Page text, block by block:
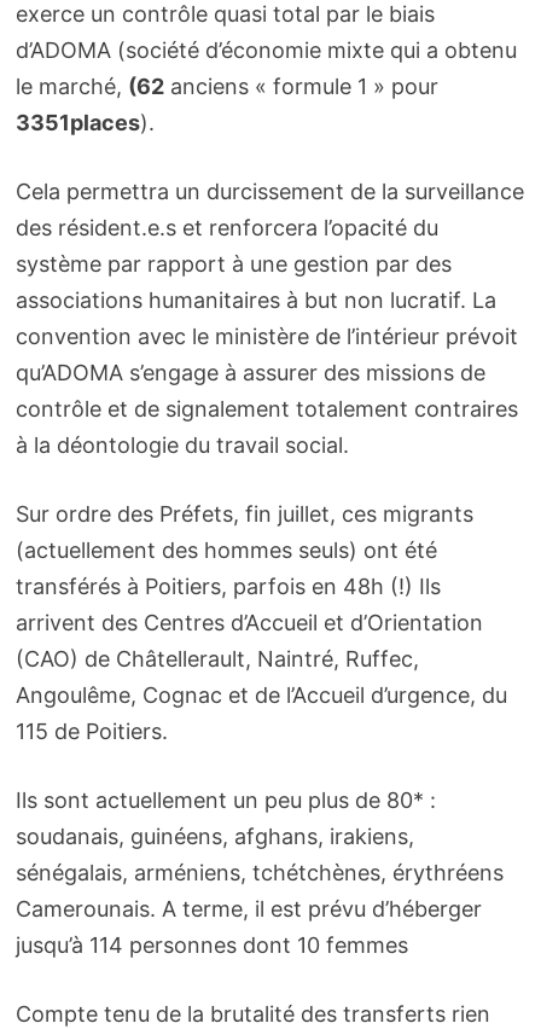
exerce un contrôle quasi total par le biais
d’ADOMA (société d’économie mixte qui a obtenu
le marché, (62anciens « formule 1 » pour
3351places).
Cela permettra un durcissement de la surveillance
des résident.e.s et renforcera l’opacité du
système par rapport à une gestion par des
associations humanitaires à but non lucratif. La
convention avec le ministère de l’intérieur prévoit
qu’ADOMA s’engage à assurer des missions de
contrôle et de signalement totalement contraires
à la déontologie du travail social.
Sur ordre des Préfets, fin juillet, ces migrants
(actuellement des hommes seuls) ont été
transférés à Poitiers, parfois en 48h (!) Ils
arrivent des Centres d’Accueil et d’Orientation
(CAO) de Châtellerault, Naintré, Ruffec,
Angoulême, Cognac et de l’Accueil d’urgence, du
115 de Poitiers.
Ils sont actuellement un peu plus de 80* :
soudanais, guinéens, afghans, irakiens,
sénégalais, arméniens, tchétchènes, érythréens
Camerounais. A terme, il est prévu d’héberger
jusqu’à 114 personnes dont 10 femmes
Compte tenu de la brutalité des transferts rien